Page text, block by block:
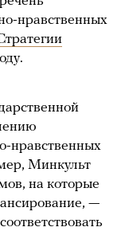
нравственных
нравственных
Минкульт
на которые
—